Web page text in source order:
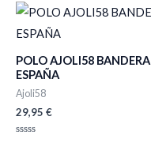
POLO AJOLI58 BANDERA
ESPAÑA
Ajoli58
29,95 €